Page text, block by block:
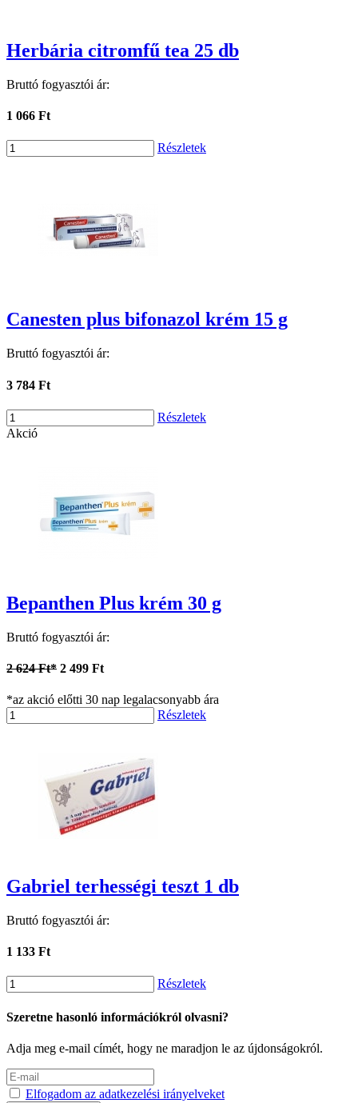
Herbária citromfű tea 25 db
Bruttó fogyasztói ár:
1 066 Ft
Részletek
Canesten plus bifonazol krém 15 g
Bruttó fogyasztói ár:
3 784 Ft
Részletek
Akció
Bepanthen Plus krém 30 g
Bruttó fogyasztói ár:
2 624 Ft* 2 499 Ft
*az akció előtti 30 nap legalacsonyabb ára
Részletek
Gabriel terhességi teszt 1 db
Bruttó fogyasztói ár:
1 133 Ft
Részletek
Szeretne hasonló információkról olvasni?
Adja meg e-mail címét, hogy ne maradjon le az újdonságokról.
Elfogadom az adatkezelési irányelveket